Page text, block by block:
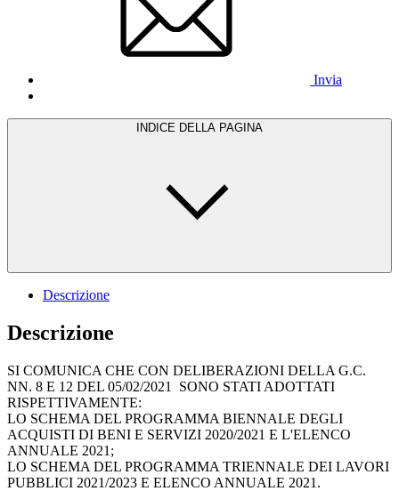
Invia
INDICE DELLA PAGINA
Descrizione
Descrizione
SI COMUNICA CHE CON DELIBERAZIONI DELLA G.C.
NN. 8 E 12 DEL 05/02/2021 SONO STATI ADOTTATI
RISPETTIVAMENTE:
LO SCHEMA DEL PROGRAMMA BIENNALE DEGLI
ACQUISTI DI BENI E SERVIZI 2020/2021 E L'ELENCO
ANNUALE 2021;
LO SCHEMA DEL PROGRAMMA TRIENNALE DEI LAVORI
PUBBLICI 2021/2023 E ELENCO ANNUALE 2021.